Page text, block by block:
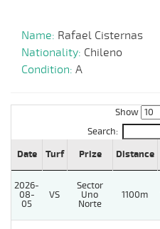
Name: Rafael Cisternas
Nationality: Chileno
Condition: A
Show
Search:
Date
Turf Prize Distance
2026-
08-
05
VS
Sector
Uno
Norte
1100m